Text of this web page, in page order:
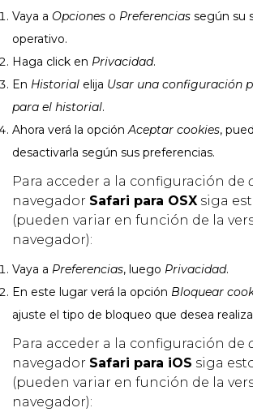
Vaya a Opciones o Preferencias según su
operativo.
Haga click en Privacidad.
En Historial elija Usar una configuración
para el historial.
Ahora verá la opciónAceptar cookies,
desactivarla según sus preferencias.
Para acceder a la configuración de
navegador Safari para OSX siga
(pueden variar en función de la
navegador):
Vaya a Preferencias, luego Privacidad.
En este lugar verá la opción Bloquear
ajuste el tipo de bloqueo que desea
Para acceder a la configuración de
navegador Safari para iOS siga
(pueden variar en función de la
navegador):